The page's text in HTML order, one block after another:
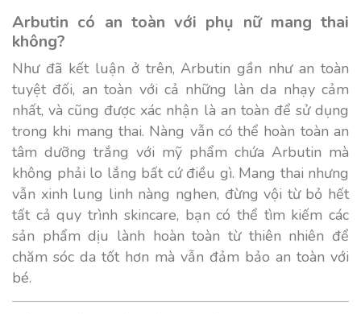
Arbutin có an toàn với phụ nữ mang thai
không?
Như đã kết luận ở trên, Arbutin gần như an toàn
tuyệt đối, an toàn với cả những làn da nhạy cảm
nhất, và cũng được xác nhận là an toàn để sử dụng
trong khi mang thai. Nàng vẫn có thể hoàn toàn an
tâm dưỡng trắng với mỹ phẩm chứa Arbutin mà
không phải lo lắng bất cứ điều gì. Mang thai nhưng
vẫn xinh lung linh nàng nghen, đừng vội từ bỏ hết
tất cả quy trình skincare, bạn có thể tìm kiếm các
sản phẩm dịu lành hoàn toàn từ thiên nhiên để
chăm sóc da tốt hơn mà vẫn đảm bảo an toàn với
bé.